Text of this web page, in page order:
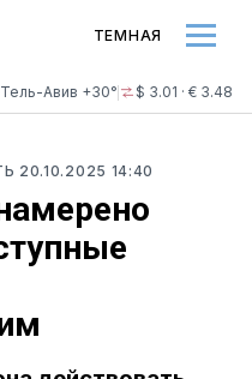
Тель-Авив +30° $ 3.01 · € 3.48
ТЕМНАЯ
20.10.2025 14:40